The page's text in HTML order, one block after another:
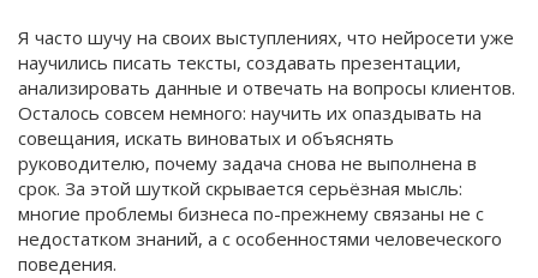
Я часто шучу на своих выступлениях, что нейросети уже
научились писать тексты, создавать презентации,
анализировать данные и отвечать на вопросы клиентов.
Осталось совсем немного: научить их опаздывать на
совещания, искать виноватых и объяснять
руководителю, почему задача снова не выполнена в
срок. За этой шуткой скрывается серьёзная мысль:
многие проблемы бизнеса по-прежнему связаны не с
недостатком знаний, а с особенностями человеческого
поведения.